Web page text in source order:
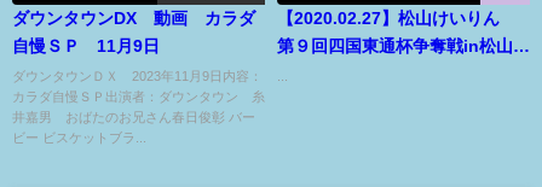
ダウンタウンDX 動画 カラダ
自慢ＳＰ 11月9日
ダウンタウンＤＸ 2023年11月9日内容：
カラダ自慢ＳＰ出演者：ダウンタウン 糸
井嘉男 おばたのお兄さん春日俊彰 バー
ビー ビスケットブラ...
【2020.02.27】松山けいりん
第９回四国東通杯争奪戦in松山